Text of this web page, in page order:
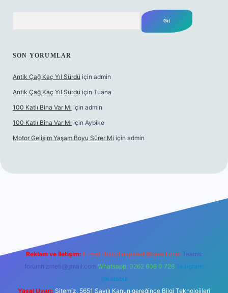
SON YORUMLAR
Antik Çağ Kaç Yıl Sürdü için admin
Antik Çağ Kaç Yıl Sürdü için Tuana
100 Katlı Bina Var Mı için admin
100 Katlı Bina Var Mı için Aybike
Motor Gelişim Yaşam Boyu Sürer Mi için admin
Reklam ve İletişim: E-mail: backlinkpaneli@gmail.com Teams:
forumhizmeti@gmail.com Whatsapp: 0262 606 0 726 Telegram:
@karabul
Yasal Uyarı: Sitemiz, 5651 Sayılı Kanun gereğince Bilgi Teknolojileri